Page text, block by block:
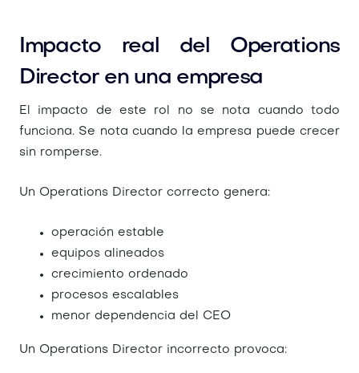
Impacto real del Operations
Director en una empresa
El impacto de este rol no se nota cuando todo
funciona. Se nota cuando la empresa puede crecer
sin romperse.
Un Operations Director correcto genera:
operación estable
equipos alineados
crecimiento ordenado
procesos escalables
menor dependencia del CEO
Un Operations Director incorrecto provoca: